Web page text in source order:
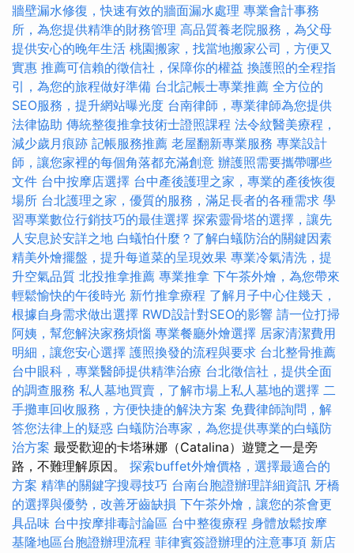
牆壁漏水修復，快速有效的牆面漏水處理 專業會計事務
所，為您提供精準的財務管理 高品質養老院服務，為父母
提供安心的晚年生活 桃園搬家，找當地搬家公司，方便又
實惠 推薦可信賴的徵信社，保障你的權益 換護照的全程指
引，為您的旅程做好準備 台北記帳士專業推薦 全方位的
SEO服務，提升網站曝光度 台南律師，專業律師為您提供
法律協助 傳統整復推拿技術士證照課程 法令紋醫美療程，
減少歲月痕跡 記帳服務推薦 老屋翻新專業服務 專業設計
師，讓您家裡的每個角落都充滿創意 辦護照需要攜帶哪些
文件 台中按摩店選擇 台中產後護理之家，專業的產後恢復
場所 台北護理之家，優質的服務，滿足長者的各種需求 學
習專業數位行銷技巧的最佳選擇 探索靈骨塔的選擇，讓先
人安息於安詳之地 白蟻怕什麼？了解白蟻防治的關鍵因素
精美外燴擺盤，提升每道菜的呈現效果 專業冷氣清洗，提
升空氣品質 北投推拿推薦 專業推拿 下午茶外燴，為您帶來
輕鬆愉快的午後時光 新竹推拿療程 了解月子中心住幾天，
根據自身需求做出選擇 RWD設計對SEO的影響 請一位打掃
阿姨，幫您解決家務煩惱 專業餐廳外燴選擇 居家清潔費用
明細，讓您安心選擇 護照換發的流程與要求 台北整骨推薦
台中眼科，專業醫師提供精準治療 台北徵信社，提供全面
的調查服務 私人墓地買賣，了解市場上私人墓地的選擇 二
手攤車回收服務，方便快捷的解決方案 免費律師詢問，解
答您法律上的疑惑 白蟻防治專家，為您提供專業的白蟻防
治方案 最受歡迎的卡塔琳娜（Catalina）遊覽之一是旁
路，不難理解原因。 探索buffet外燴價格，選擇最適合的
方案 精準的關鍵字搜尋技巧 台南台胞證辦理詳細資訊 牙橋
的選擇與優勢，改善牙齒缺損 下午茶外燴，讓您的茶會更
具品味 台中按摩排毒討論區 台中整復療程 身體放鬆按摩
基隆地區台胞證辦理流程 菲律賓簽證辦理的注意事項 新店